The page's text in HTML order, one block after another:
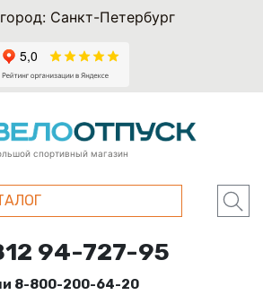
Санкт-Петербург
спортивный магазин
94-727-95
8-800-200-64-20